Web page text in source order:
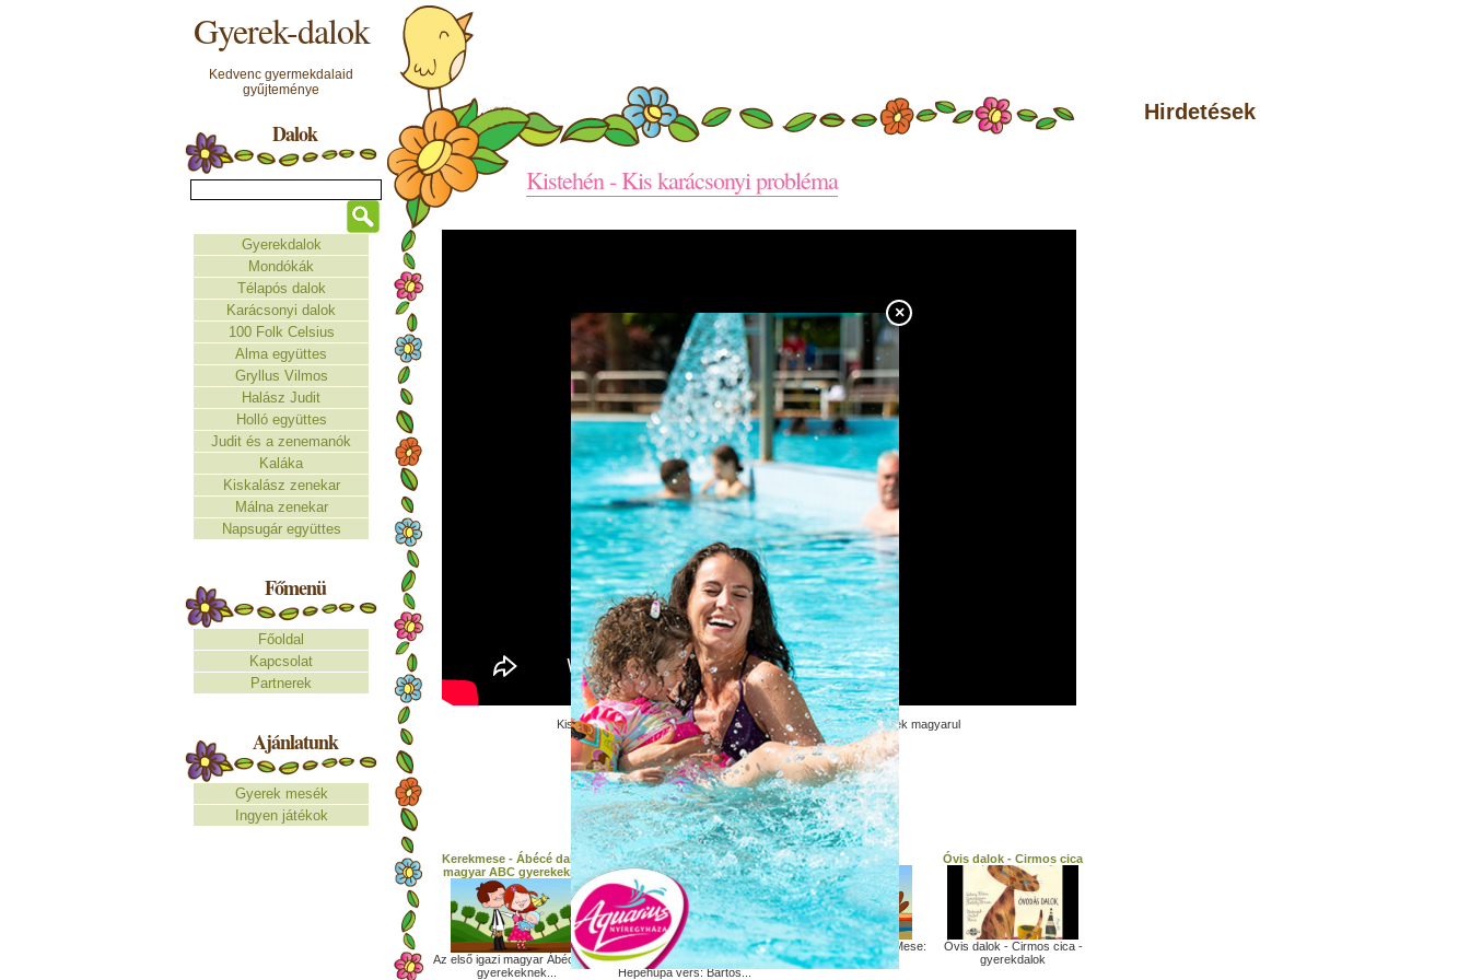
Gyerek-dalok
Kedvenc gyermekdalaid
gyűjteménye
Dalok
Gyerekdalok
Mondókák
Télapós dalok
Karácsonyi dalok
100 Folk Celsius
Alma együttes
Gryllus Vilmos
Halász Judit
Holló együttes
Judit és a zenemanók
Kaláka
Kiskalász zenekar
Málna zenekar
Napsugár együttes
Főmenü
Főoldal
Kapcsolat
Partnerek
Ajánlatunk
Gyerek mesék
Ingyen játékok
Kistehén - Kis karácsonyi probléma
Kistehén - Kis karácsonyi probléma - Tehenes mese gyerekeknek magyarul
További gyerek dalok:
Kerekmese - Ábécé dal - a
magyar ABC gyerekeknek
Az első igazi magyar Ábécé dal
gyerekeknek...
Kiskalász zenekar -
Hepehupa
Kiskalász zenekar -
Hepehupa vers: Bartos...
Ujj család
Angol gyerekdal - KerekMese:
Minden család egy...
Óvis dalok - Cirmos cica
Óvis dalok - Cirmos cica -
gyerekdalok
Hirdetések
×